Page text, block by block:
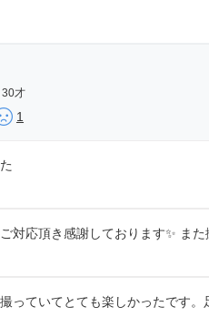
30才
1
対応頂き感謝しております✨ ま
っていてとても楽しかったです